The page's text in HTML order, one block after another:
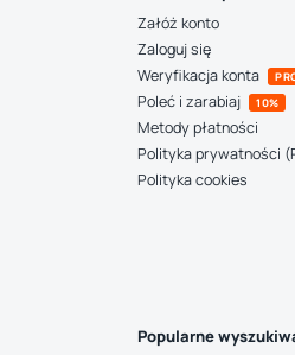
Załóż konto
Zaloguj się
Weryfikacja konta
Poleć i zarabiaj 10%
Metody płatności
Polityka prywatności
Polityka cookies
Popularne